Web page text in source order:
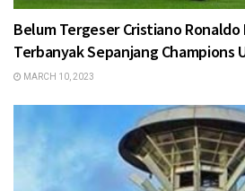
Belum Tergeser Cristiano
Terbanyak Sepanjang Champions
MARCH 10, 2023